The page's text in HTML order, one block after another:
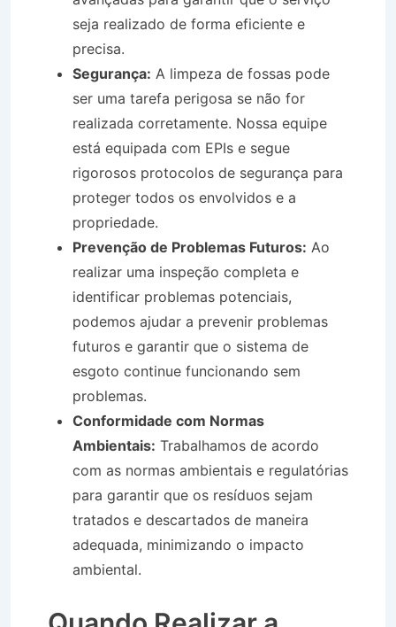
seja realizado de forma eficiente e
precisa.
Segurança: A limpeza de fossas pode
ser uma tarefa perigosa se não for
realizada corretamente. Nossa equipe
está equipada com EPIs e segue
rigorosos protocolos de segurança para
proteger todos os envolvidos e a
propriedade.
Prevenção de Problemas Futuros: Ao
realizar uma inspeção completa e
identificar problemas potenciais,
podemos ajudar a prevenir problemas
futuros e garantir que o sistema de
esgoto continue funcionando sem
problemas.
Conformidade com Normas
Ambientais: Trabalhamos de acordo
com as normas ambientais e regulatórias
para garantir que os resíduos sejam
tratados e descartados de maneira
adequada, minimizando o impacto
ambiental.